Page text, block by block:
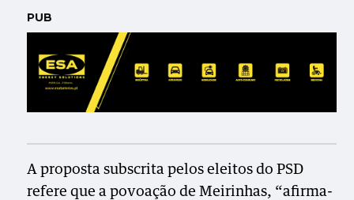
PUB
A proposta subscrita pelos eleitos do PSD
refere que a povoação de Meirinhas, “afirma-